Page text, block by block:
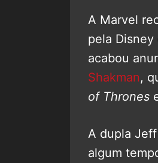
A Marvel
pela
acabou
Shakman,
of Thrones
A dupla
algum